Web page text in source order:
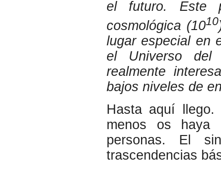
el futuro. Este
cosmológica (1010
lugar especial en
el Universo del
realmente
bajos niveles de
Hasta aquí llego.
menos os haya
personas. El
trascendencias